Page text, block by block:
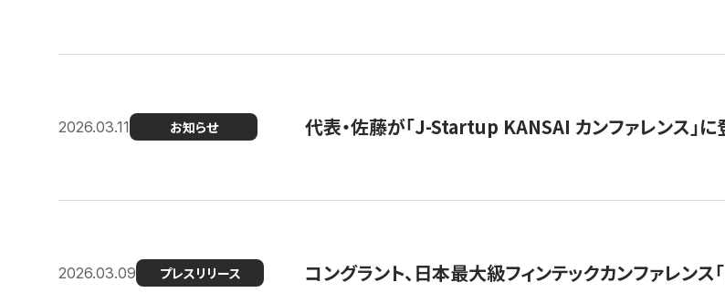
2026.03.11 お知らせ 代表・佐藤が「J-Startup KANSAI カンファレンス」に
2026.03.09 プレスリリース コングラント、日本最大級フィンテックカンファレン